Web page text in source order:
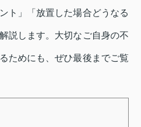
ト」「放置した場合どうなる
説します。大切なご自身の不
ためにも、ぜひ最後までご覧